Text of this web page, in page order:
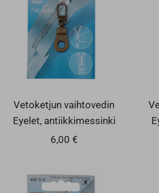
Eyelet, antiikkimessinki
Alennushinta
6,00 €